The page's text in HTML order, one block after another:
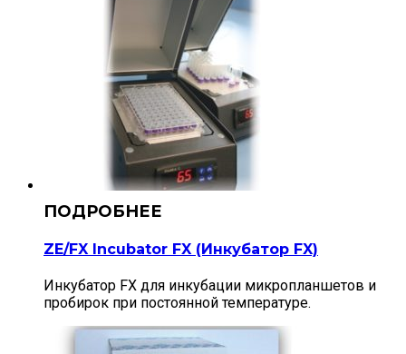
ZE/FX Incubator FX (Инкубатор FX)
Инкубатор FX для инкубации микропланшетов и
пробирок при постоянной температуре.